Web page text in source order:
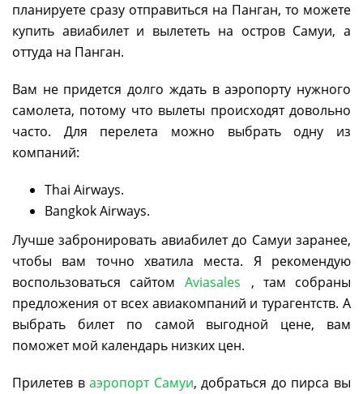
планируете сразу отправиться на Панган, то можете
купить авиабилет и вылететь на остров Самуи, а
оттуда на Панган.
Вам не придется долго ждать в аэропорту нужного
самолета, потому что вылеты происходят довольно
часто. Для перелета можно выбрать одну из
компаний:
Thai Airways.
Bangkok Airways.
Лучше забронировать авиабилет до Самуи заранее,
чтобы вам точно хватила места. Я рекомендую
воспользоваться сайтом Aviasales
, там собраны
предложения от всех авиакомпаний и турагентств. А
выбрать билет по самой выгодной цене, вам
поможет мой календарь низких цен.
Прилетев ваэропорт Самуи, добраться до пирса вы